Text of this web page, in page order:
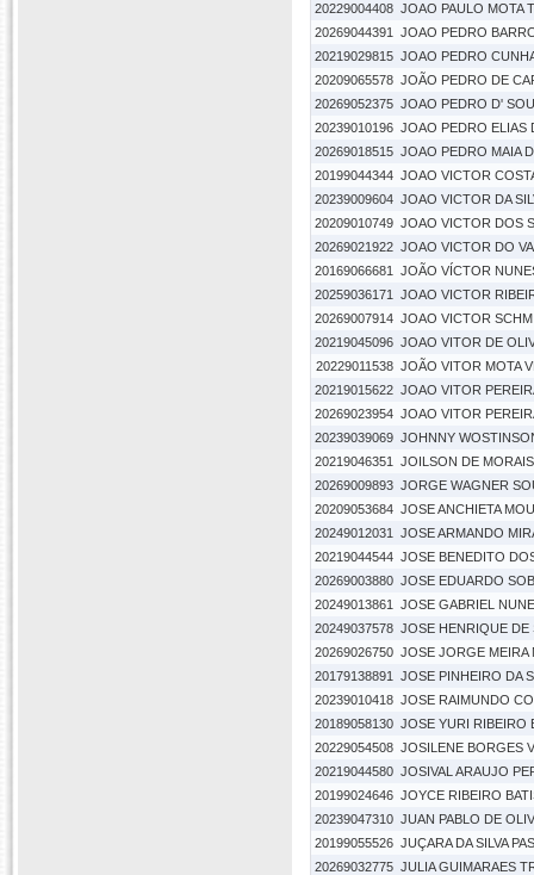
20229004408 JOAO PAULO MOTA
20269044391
JOAO PEDRO
20219029815 JOAO PEDRO
20209065578 JOÃO PEDRO DE
20269052375 JOAO PEDRO D'
20239010196 JOAO PEDRO ELIAS
20269018515 JOAO PEDRO MAIA
20199044344 JOAO VICTOR
20239009604 JOAO VICTOR DA
20209010749 JOAO VICTOR DOS
20269021922 JOAO VICTOR DO
20169066681
JOÃO VÍCTOR
20259036171
JOAO VICTOR
20269007914 JOAO VICTOR
20219045096 JOAO VITOR DE
20229011538 JOÃO VITOR MOTA
20219015622 JOAO VITOR
20269023954 JOAO VITOR
20239039069 JOHNNY
20219046351
JOILSON DE
20269009893 JORGE WAGNER
20209053684 JOSE ANCHIETA
20249012031
JOSE ARMANDO
20219044544 JOSE BENEDITO
20269003880 JOSE EDUARDO
20249013861
JOSE GABRIEL
20249037578 JOSE HENRIQUE DE
20269026750 JOSE JORGE MEIRA
20179138891
JOSE PINHEIRO DA
20239010418 JOSE RAIMUNDO
20189058130 JOSE YURI RIBEIRO
20229054508 JOSILENE BORGES
20219044580 JOSIVAL ARAUJO
20199024646 JOYCE RIBEIRO
20239047310 JUAN PABLO DE
20199055526 JUÇARA DA SILVA
20269032775 JULIA GUIMARAES